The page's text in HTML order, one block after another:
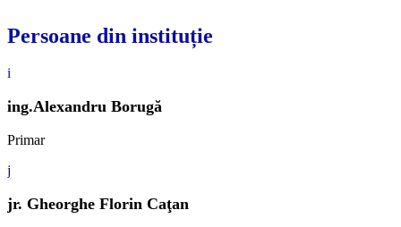
Persoane din instituție
i
ing.Alexandru Borugă
Primar
j
jr. Gheorghe Florin Caţan